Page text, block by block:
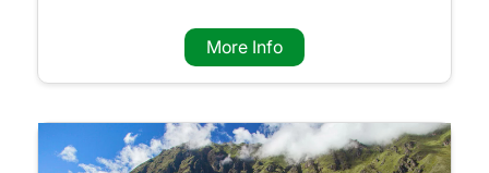
More Info